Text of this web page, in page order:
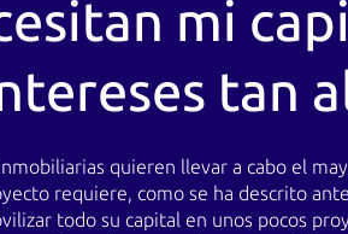
mi
tan
quieren llevar a cabo el
requiere, como se ha descrito
todo su capital en unos pocos